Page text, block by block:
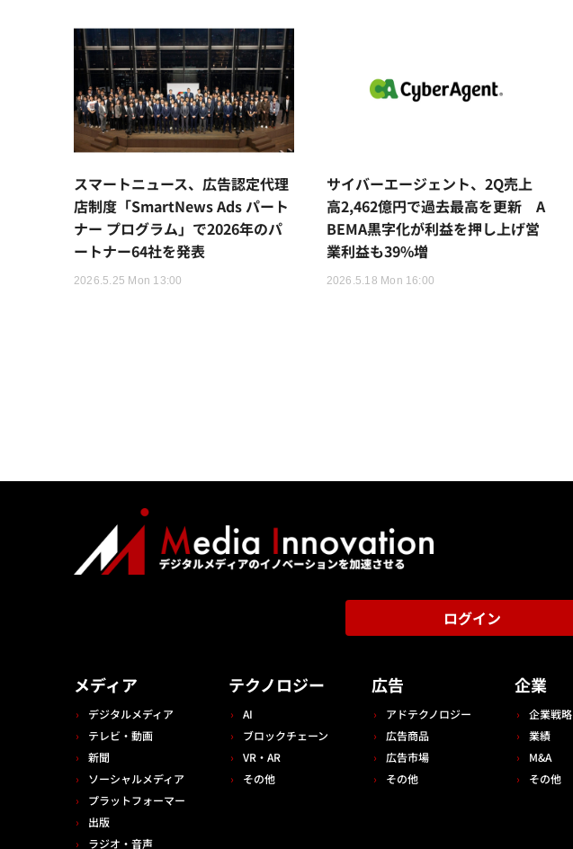
スマートニュース、広告認定代理
店制度「SmartNews Ads パート
ナー プログラム」で2026年のパ
ートナー64社を発表
2026.5.25 Mon 13:00
サイバーエージェント、2Q売上
高2,462億円で過去最高を更新 A
BEMA黒字化が利益を押し上げ営
業利益も39%増
2026.5.18 Mon 16:00
ログイン
メディア
デジタルメディア
テレビ・動画
新聞
ソーシャルメディア
プラットフォーマー
出版
ラジオ・音声
テクノロジー
AI
ブロックチェーン
VR・AR
その他
広告
アドテクノロジー
広告商品
広告市場
その他
企業
企業戦略
業績
M&A
その他